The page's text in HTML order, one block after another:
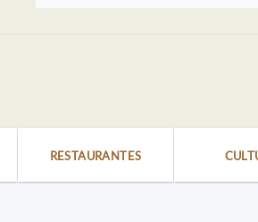
RESTAURANTES